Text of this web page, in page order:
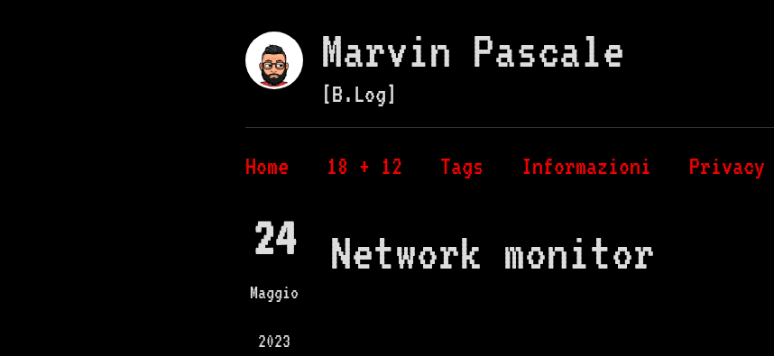
Marvin Pascale
[B.Log]
Home 18 + 12 Tags Informazioni Privacy
24
Maggio
2023
Network monitor